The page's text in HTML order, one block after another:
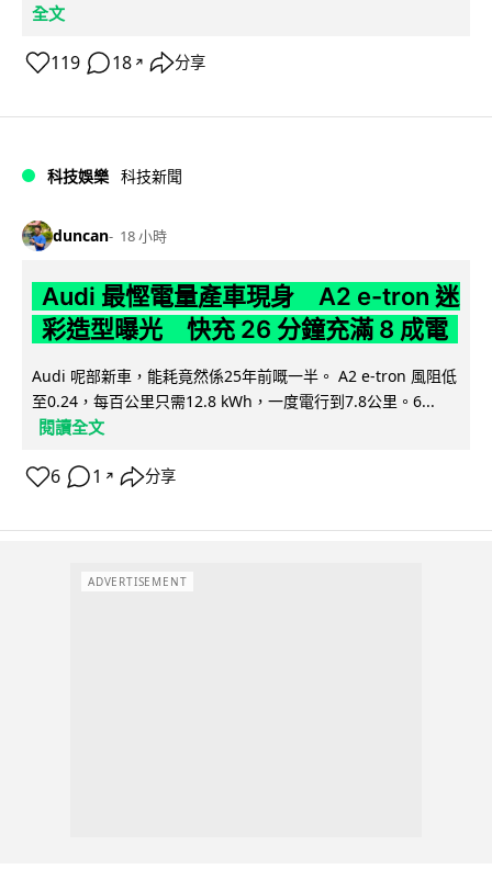
全文
119 18 ↗ 分享
科技娛樂 科技新聞
duncan 18 小時
Audi 最慳電量產車現身 A2 e-tron 迷
彩造型曝光 快充 26 分鐘充滿 8 成電
Audi 呢部新車，能耗竟然係25年前嘅一半。 A2 e-tron 風阻低
至0.24，每百公里只需12.8 kWh，一度電行到7.8公里。6...
閱讀全文
6 1 ↗ 分享
ADVERTISEMENT